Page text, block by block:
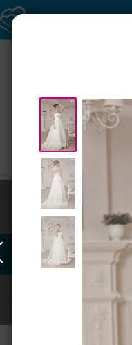
Профессионалы и
Подбор